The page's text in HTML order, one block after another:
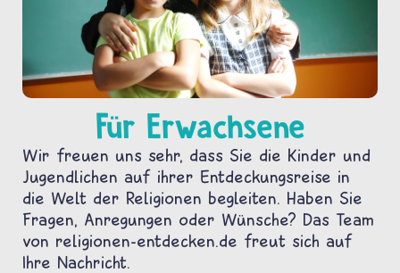
Für Erwachsene
Wir freuen uns sehr, dass Sie die Kinder und
Jugendlichen auf ihrer Entdeckungsreise in
die Welt der Religionen begleiten. Haben Sie
Fragen, Anregungen oder Wünsche? Das Team
von religionen-entdecken.de freut sich auf
Ihre Nachricht.